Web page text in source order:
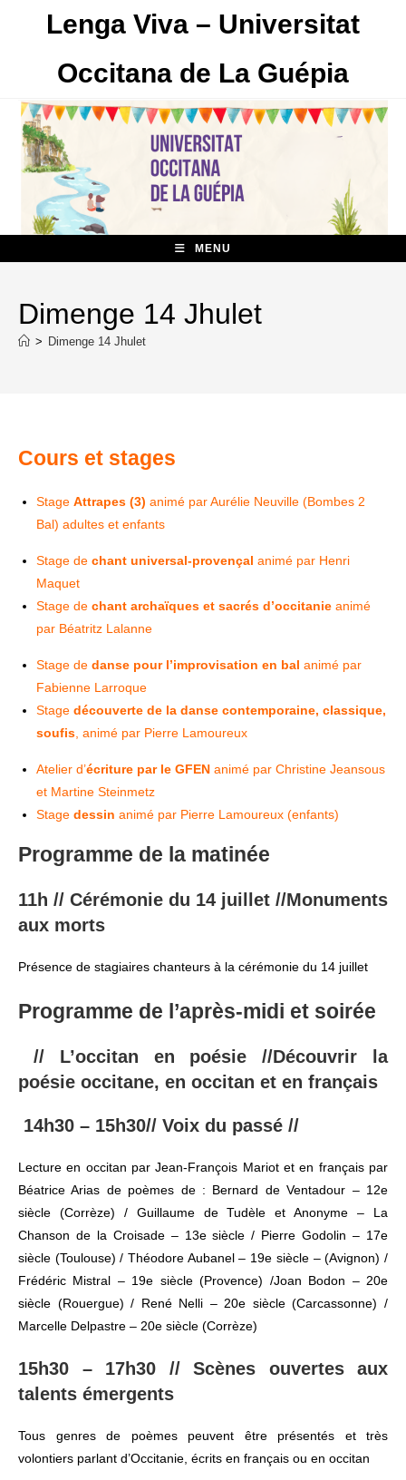
Lenga Viva – Universitat
Occitana de La Guépia
MENU
Dimenge 14 Jhulet
> Dimenge 14 Jhulet
Cours et stages
Stage Attrapes (3) animé par Aurélie Neuville (Bombes 2
Bal) adultes et enfants
Stage de chant universal-provençal animé par Henri
Maquet
Stage de chant archaïques et sacrés d’occitanie animé
par Béatritz Lalanne
Stage de danse pour l’improvisation en bal animé par
Fabienne Larroque
Stage découverte de la danse contemporaine, classique,
soufis , animé par Pierre Lamoureux
Atelier d’écriture par le GFEN animé par Christine Jeansous
et Martine Steinmetz
Stage dessin animé par Pierre Lamoureux (enfants)
Programme de la matinée
11h // Cérémonie du 14 juillet //Monuments
aux morts
Présence de stagiaires chanteurs à la cérémonie du 14 juillet
Programme de l’après-midi et soirée
// L’occitan en poésie //Découvrir la
poésie occitane, en occitan et en français
14h30 – 15h30// Voix du passé //
Lecture en occitan par Jean-François Mariot et en français par
Béatrice Arias de poèmes de : Bernard de Ventadour – 12e
siècle (Corrèze) / Guillaume de Tudèle et Anonyme – La
Chanson de la Croisade – 13e siècle / Pierre Godolin – 17e
siècle (Toulouse) / Théodore Aubanel – 19e siècle – (Avignon) /
Frédéric Mistral – 19e siècle (Provence) /Joan Bodon – 20e
siècle (Rouergue) / René Nelli – 20e siècle (Carcassonne) /
Marcelle Delpastre – 20e siècle (Corrèze)
15h30 – 17h30 // Scènes ouvertes aux
talents émergents
Tous genres de poèmes peuvent être présentés et très
volontiers parlant d’Occitanie, écrits en français ou en occitan